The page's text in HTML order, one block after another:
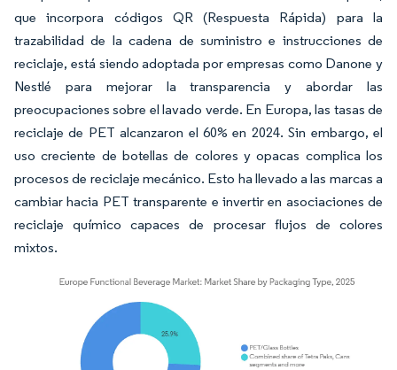
que incorpora códigos QR (Respuesta Rápida) para la
trazabilidad de la cadena de suministro e instrucciones de
reciclaje, está siendo adoptada por empresas como Danone y
Nestlé para mejorar la transparencia y abordar las
preocupaciones sobre el lavado verde. En Europa, las tasas de
reciclaje de PET alcanzaron el 60% en 2024. Sin embargo, el
uso creciente de botellas de colores y opacas complica los
procesos de reciclaje mecánico. Esto ha llevado a las marcas a
cambiar hacia PET transparente e invertir en asociaciones de
reciclaje químico capaces de procesar flujos de colores
mixtos.